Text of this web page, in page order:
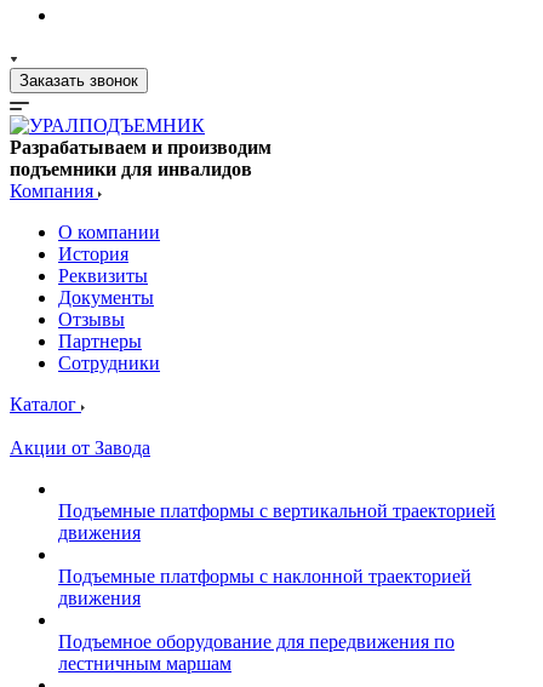
Заказать звонок
Разрабатываем и производим
подъемники для инвалидов
Компания
О компании
История
Реквизиты
Документы
Отзывы
Партнеры
Сотрудники
Каталог
Акции от Завода
Подъемные платформы с вертикальной траекторией
движения
Подъемные платформы с наклонной траекторией
движения
Подъемное оборудование для передвижения по
лестничным маршам